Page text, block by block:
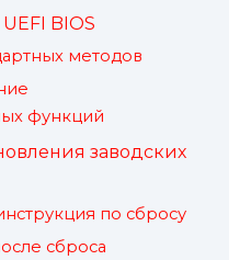
BIOS
методов
функций
заводских
по сбросу
сброса